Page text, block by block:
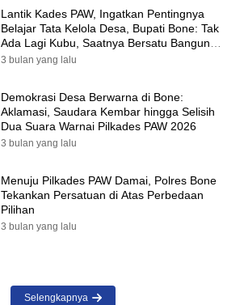
Lantik Kades PAW, Ingatkan Pentingnya
Belajar Tata Kelola Desa, Bupati Bone: Tak
Ada Lagi Kubu, Saatnya Bersatu Bangun
Desa
3 bulan yang lalu
Demokrasi Desa Berwarna di Bone:
Aklamasi, Saudara Kembar hingga Selisih
Dua Suara Warnai Pilkades PAW 2026
3 bulan yang lalu
Menuju Pilkades PAW Damai, Polres Bone
Tekankan Persatuan di Atas Perbedaan
Pilihan
3 bulan yang lalu
Selengkapnya